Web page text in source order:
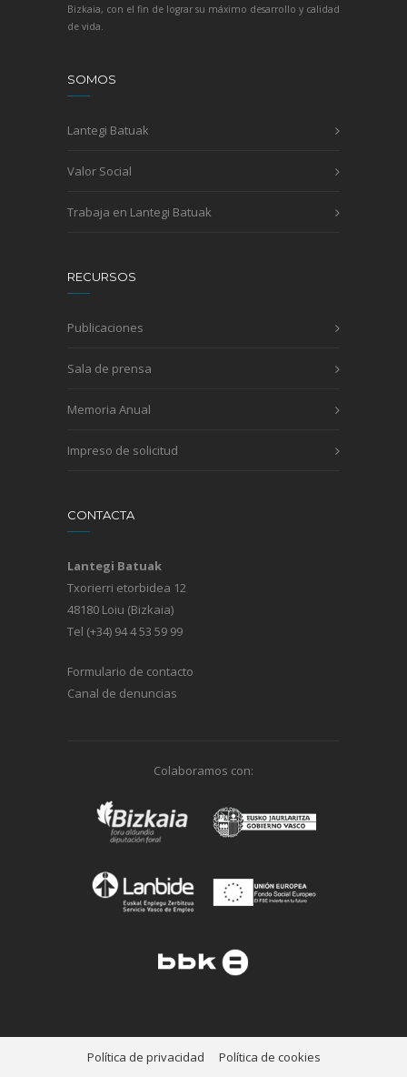
Bizkaia, con el fin de lograr su máximo desarrollo y calidad
de vida.
SOMOS
Lantegi Batuak
Valor Social
Trabaja en Lantegi Batuak
RECURSOS
Publicaciones
Sala de prensa
Memoria Anual
Impreso de solicitud
CONTACTA
Lantegi Batuak
Txorierri etorbidea 12
48180 Loiu (Bizkaia)
Tel (+34) 94 4 53 59 99
Formulario de contacto
Canal de denuncias
Colaboramos con:
Política de privacidad Política de cookies